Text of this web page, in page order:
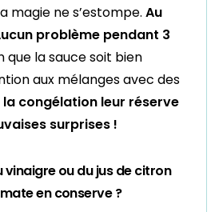
magie ne s’estompe. Au
problème pendant 3
que la sauce soit bien
aux mélanges avec des
la congélation leur réserve
surprises !
ou du jus de citron
en conserve ?